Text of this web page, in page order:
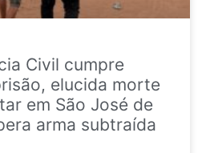
Civil cumpre
elucida morte
em São José de
arma subtraída